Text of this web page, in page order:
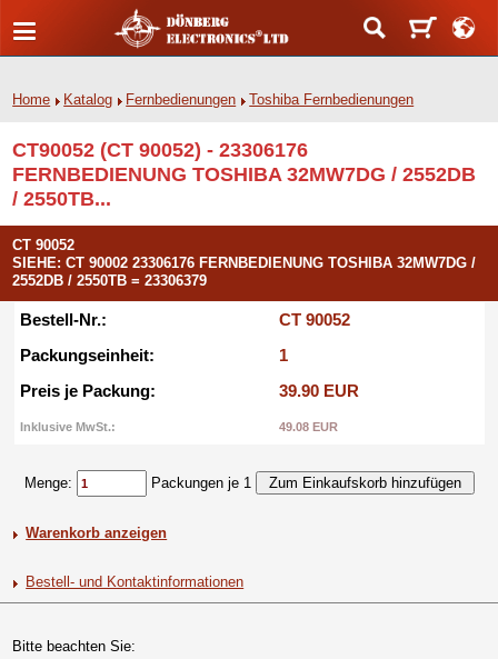
Home Katalog Fernbedienungen Toshiba Fernbedienungen
CT90052 (CT 90052) - 23306176
FERNBEDIENUNG TOSHIBA 32MW7DG / 2552DB
/ 2550TB...
CT 90052
SIEHE: CT 90002 23306176 FERNBEDIENUNG TOSHIBA 32MW7DG /
2552DB / 2550TB = 23306379
Bestell-Nr.:
CT 90052
Packungseinheit:
1
Preis je Packung:
39.90 EUR
Inklusive MwSt.: 49.08 EUR
Menge: Packungen je 1
Warenkorb anzeigen
Bestell- und Kontaktinformationen
Bitte beachten Sie: